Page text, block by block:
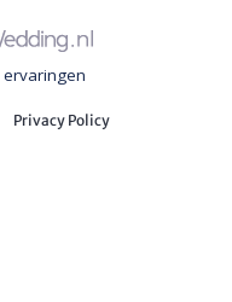
ervaringen
Privacy Policy